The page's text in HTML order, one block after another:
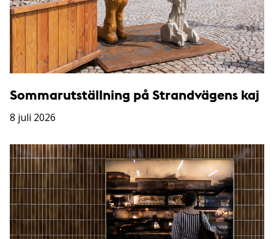
Sommarutställning på Strandvägens kaj
8 juli 2026